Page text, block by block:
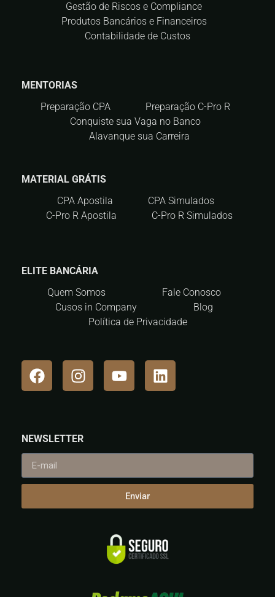
Gestão de Riscos e Compliance
Produtos Bancários e Financeiros
Contabilidade de Custos
MENTORIAS
Preparação CPA
Preparação C-Pro R
Conquiste sua Vaga no Banco
Alavanque sua Carreira
MATERIAL GRÁTIS
CPA Apostila
CPA Simulados
C-Pro R Apostila
C-Pro R Simulados
ELITE BANCÁRIA
Quem Somos
Fale Conosco
Cusos in Company
Blog
Política de Privacidade
NEWSLETTER
Enviar